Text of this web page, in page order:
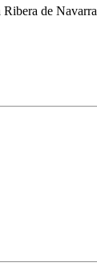
de Navarra